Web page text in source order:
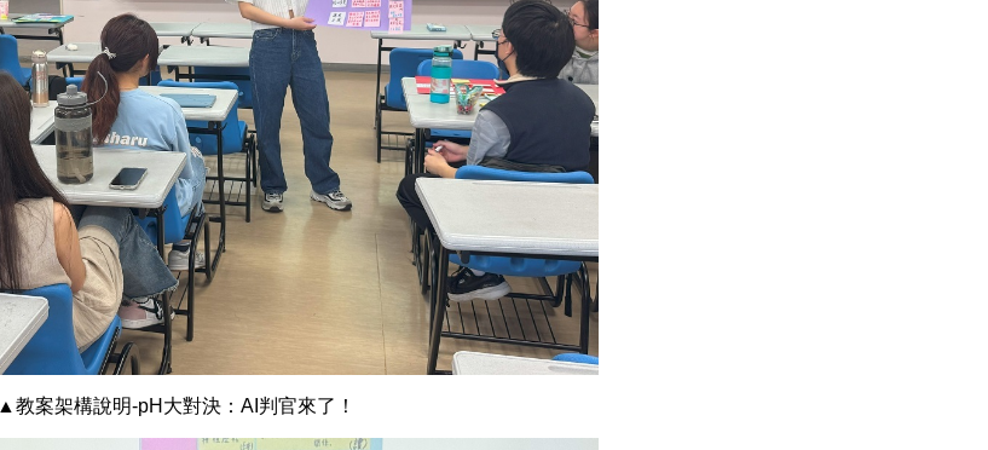
▲教案架構說明-pH大對決：AI判官來了！